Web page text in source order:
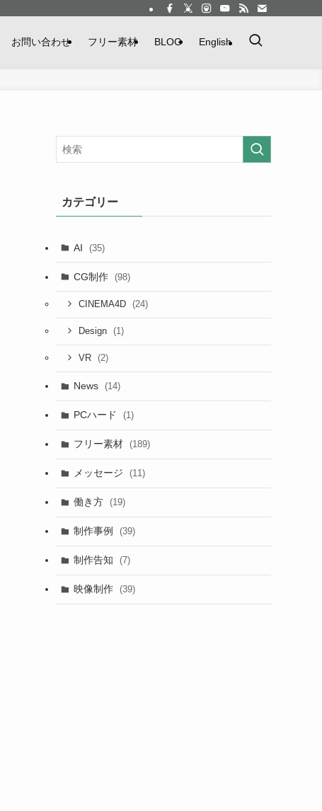
お問い合わせ フリー素材 BLOG English
カテゴリー
AI (35)
CG制作 (98)
CINEMA4D (24)
Design (1)
VR (2)
News (14)
PCハード (1)
フリー素材 (189)
メッセージ (11)
働き方 (19)
制作事例 (39)
制作告知 (7)
映像制作 (39)